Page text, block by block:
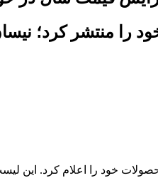
جدید قیمت پایه محصولات خود را